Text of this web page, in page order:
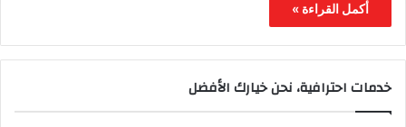
أكمل القراءة »
خدمات احترافية، نحن خيارك الأفضل